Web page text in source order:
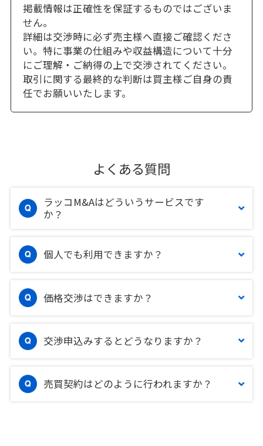
掲載情報は正確性を保証するものではございま
せん。
詳細は交渉時に必ず売主様へ直接ご確認くださ
い。特に事業の仕組みや収益構造について十分
にご理解・ご納得の上で交渉されてください。
取引に関する最終的な判断は買主様ご自身の責
任でお願いいたします。
よくある質問
ラッコM&Aはどういうサービスです
か？
個人でも利用できますか？
価格交渉はできますか？
交渉申込みするとどうなりますか？
売買契約はどのように行われますか？